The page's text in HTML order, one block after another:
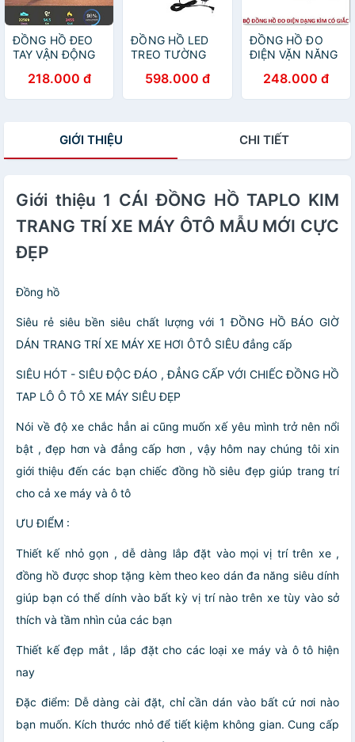
ĐỒNG HỒ ĐEO
TAY VẬN ĐỘNG
BƯỚC CHÂN
THỂ THAO
218.000 đ
ĐỒNG HỒ LED
TREO TƯỜNG
ĐỘ NGÀY THÁNG
NĂM THỨ ĐA
598.000 đ
ĐỒNG HỒ ĐO
ĐIỆN VẶN NĂNG
THUẬT SỐ
248.000 đ
GIỚI THIỆU CHI TIẾT
Giới thiệu 1 CÁI ĐỒNG HỒ TAPLO KIM
TRANG TRÍ XE MÁY ÔTÔ MẪU MỚI CỰC
ĐẸP
Đồng hồ
Siêu rẻ siêu bền siêu chất lượng với 1 ĐỒNG HỒ BÁO GIỜ
DÁN TRANG TRÍ XE MÁY XE HƠI ÔTÔ SIÊU đẳng cấp
SIÊU HÓT - SIÊU ĐỘC ĐÁO , ĐẲNG CẤP VỚI CHIẾC ĐỒNG HỒ
TAP LÔ Ô TÔ XE MÁY SIÊU ĐẸP
Nói về độ xe chắc hẳn ai cũng muốn xế yêu mình trở nên nổi
bật , đẹp hơn và đẳng cấp hơn , vậy hôm nay chúng tôi xin
giới thiệu đến các bạn chiếc đồng hồ siêu đẹp giúp trang trí
cho cả xe máy và ô tô
ƯU ĐIỂM :
Thiết kế nhỏ gọn , dễ dàng lắp đặt vào mọi vị trí trên xe ,
đồng hồ được shop tặng kèm theo keo dán đa năng siêu dính
giúp bạn có thể dính vào bất kỳ vị trí nào trên xe tùy vào sở
thích và tầm nhìn của các bạn
Thiết kế đẹp mắt , lắp đặt cho các loại xe máy và ô tô hiện
nay
Đặc điểm: Dễ dàng cài đặt, chỉ cần dán vào bất cứ nơi nào
bạn muốn. Kích thước nhỏ để tiết kiệm không gian. Cung cấp